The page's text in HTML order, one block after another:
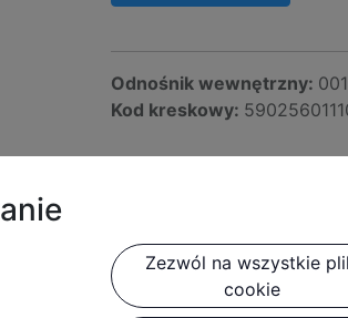
Odnośnik wewnętrzny:
Kod kreskowy:
Zezwól na wszystkie
cookie